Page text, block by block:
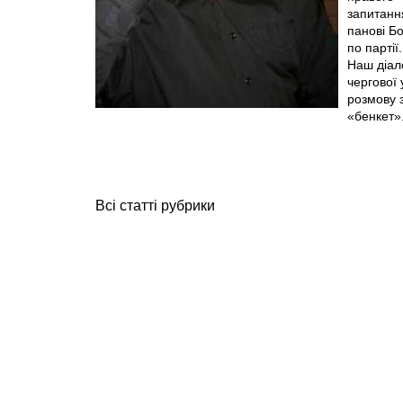
панові
по партії.
Наш
розмову
Всі статті рубрики